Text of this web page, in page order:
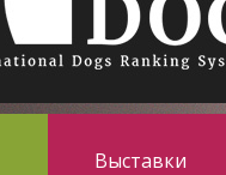
Выставки